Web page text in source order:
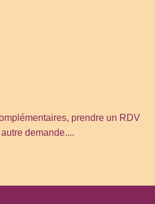
prendre un RDV
demande....